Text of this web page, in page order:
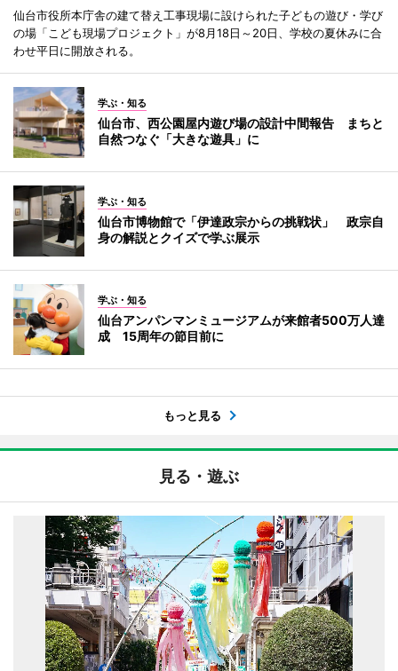
仙台市役所本庁舎の建て替え工事現場に設けられた子どもの遊び・学び
の場「こども現場プロジェクト」が8月18日～20日、学校の夏休みに合
わせ平日に開放される。
学ぶ・知る
仙台市、西公園屋内遊び場の設計中間報告 まちと
自然つなぐ「大きな遊具」に
学ぶ・知る
仙台市博物館で「伊達政宗からの挑戦状」 政宗自
身の解説とクイズで学ぶ展示
学ぶ・知る
仙台アンパンマンミュージアムが来館者500万人達
成 15周年の節目前に
もっと見る
見る・遊ぶ